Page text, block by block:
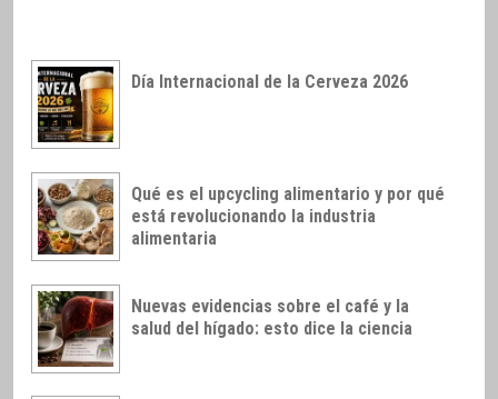
Día Internacional de la Cerveza 2026
Qué es el upcycling alimentario y por qué
está revolucionando la industria
alimentaria
Nuevas evidencias sobre el café y la
salud del hígado: esto dice la ciencia